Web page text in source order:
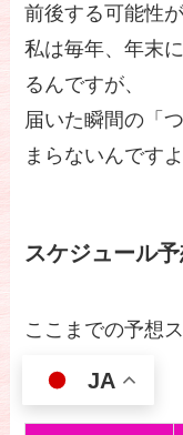
前後する可能性
私は毎年、年末
るんですが、
届いた瞬間の「
まらないんですよ
スケジュール
ここまでの予想
しょう。
JA